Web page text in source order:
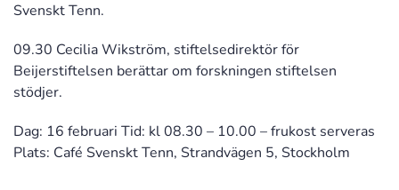
Svenskt Tenn.
09.30 Cecilia Wikström, stiftelsedirektör för
Beijerstiftelsen berättar om forskningen stiftelsen
stödjer.
Dag: 16 februari Tid: kl 08.30 – 10.00 – frukost serveras
Plats: Café Svenskt Tenn, Strandvägen 5, Stockholm